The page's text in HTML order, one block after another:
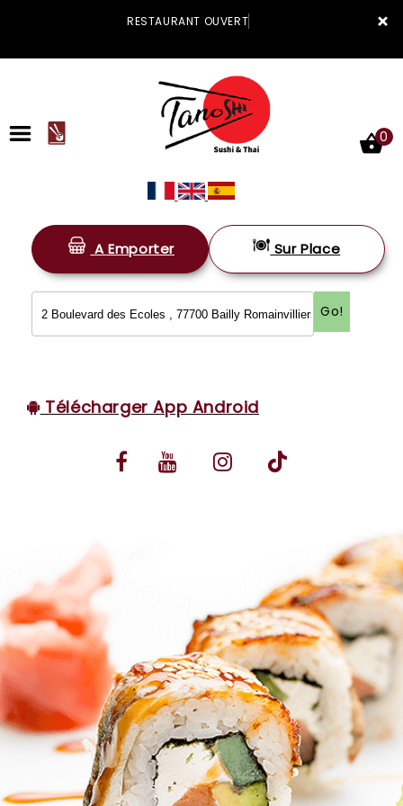
×
RESTAURANT OUVERT
ACCUEIL
LA CARTE
VOS AVIS
MENTIONS LÉGALES
0
A Emporter Sur Place
Go!
Télécharger App Android